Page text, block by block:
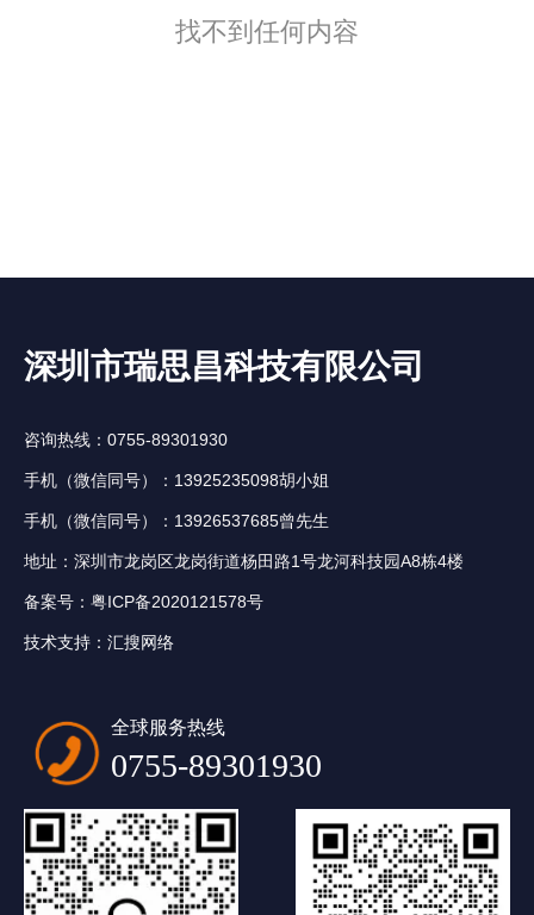
找不到任何内容
深圳市瑞思昌科技有限公司
咨询热线：0755-89301930
手机（微信同号）：13925235098胡小姐
手机（微信同号）：13926537685曾先生
地址：深圳市龙岗区龙岗街道杨田路1号龙河科技园A8栋4楼
备案号： 粤ICP备2020121578号
技术支持： 汇搜网络
全球服务热线
0755-89301930